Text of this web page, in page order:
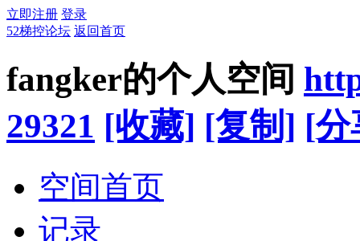
立即注册 登录
52梯控论坛 返回首页
fangker的个人空间
29321 [收藏] [复制] [分
空间首页
记录